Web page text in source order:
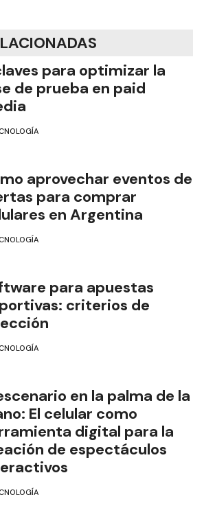
para optimizar la
de prueba en paid
aprovechar eventos de
para comprar
en Argentina
para apuestas
criterios de
en la palma de la
El celular como
digital para la
de espectáculos